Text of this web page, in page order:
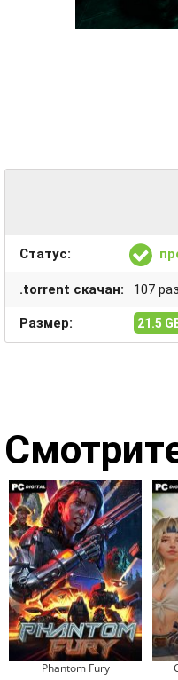
Статус:
.torrent скачан: 107 раз
Размер: 21.5
Phantom Fury